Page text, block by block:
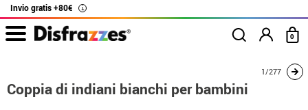
Invio gratis +80€ i
0
Coppia di indiani bianchi per bambini
1/277
Coppia di indiani bianchi per bambini